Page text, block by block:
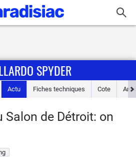
SPYDER
Actu Fiches techniques Cote
Salon de Détroit: on